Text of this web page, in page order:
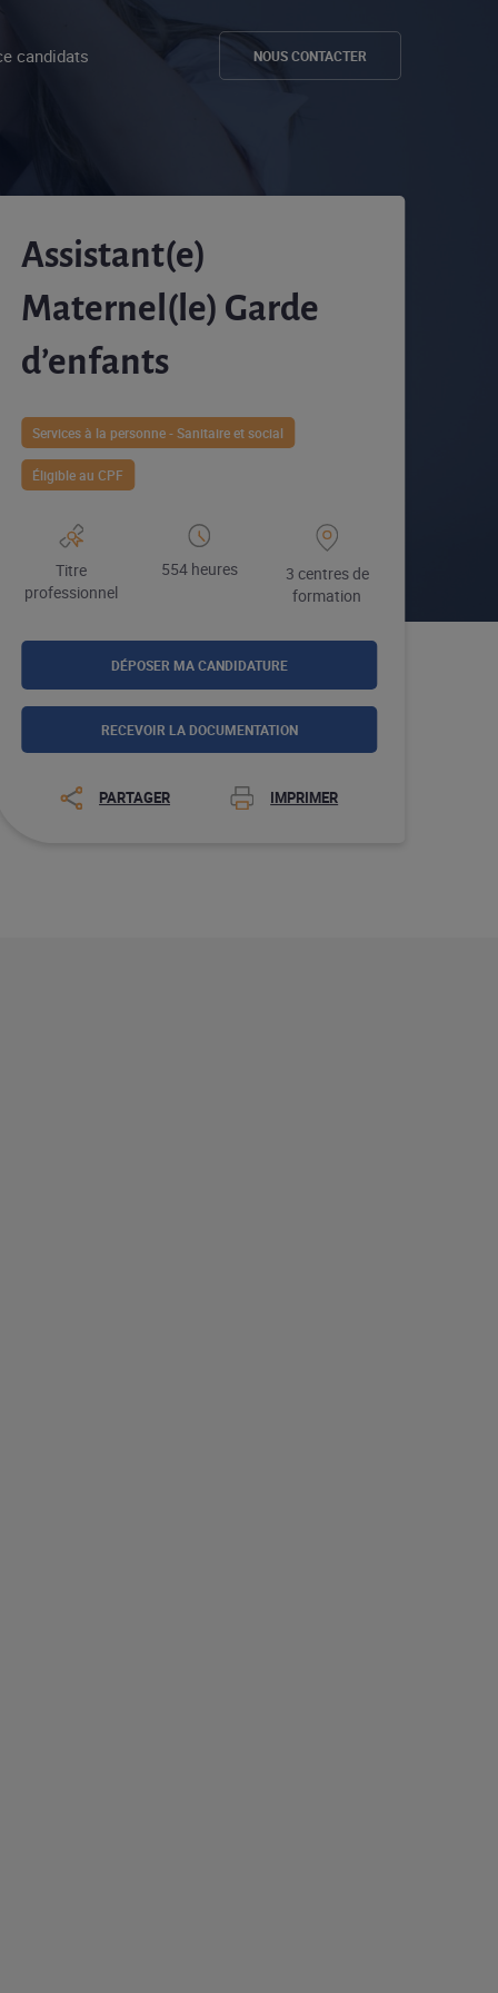
candidats NOUS CONTACTER
Assistant(e)
Maternel(le) Garde
d’enfants
Services à la personne - Sanitaire et social
Éligible au CPF
Titre
professionnel
554 heures
3 centres de
formation
DÉPOSER MA CANDIDATURE
RECEVOIR LA DOCUMENTATION
PARTAGER IMPRIMER